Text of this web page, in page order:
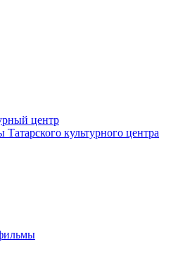
центр
Татарского культурного центра